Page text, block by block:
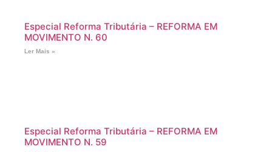
Especial Reforma Tributária – REFORMA EM
MOVIMENTO N. 60
Ler Mais »
Especial Reforma Tributária – REFORMA EM
MOVIMENTO N. 59